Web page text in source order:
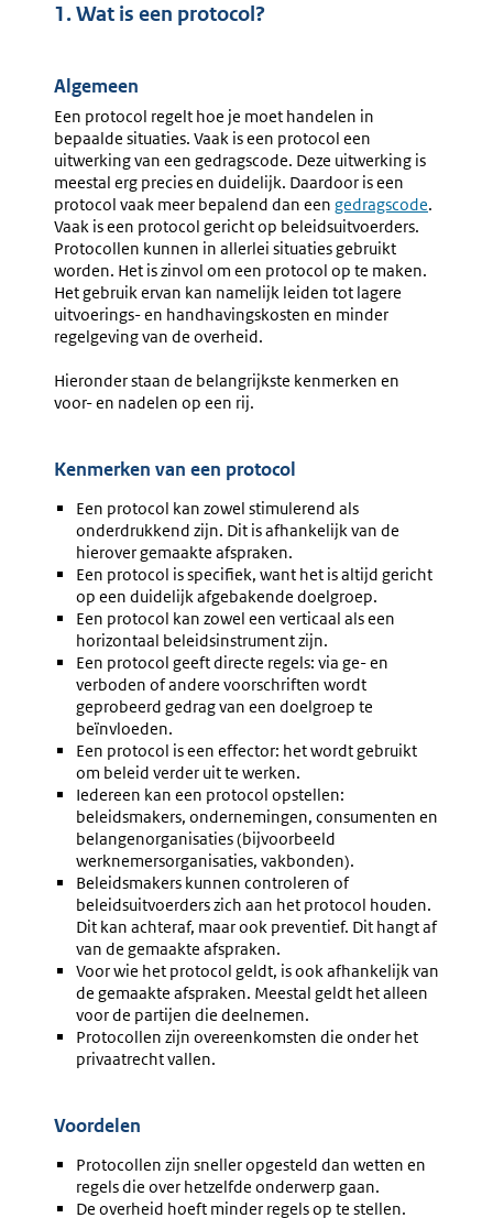
1. Wat is een protocol?
Algemeen
Een protocol regelt hoe je moet handelen in
bepaalde situaties. Vaak is een protocol een
uitwerking van een gedragscode. Deze uitwerking is
meestal erg precies en duidelijk. Daardoor is een
protocol vaak meer bepalend dan een gedragscode.
Vaak is een protocol gericht op beleidsuitvoerders.
Protocollen kunnen in allerlei situaties gebruikt
worden. Het is zinvol om een protocol op te maken.
Het gebruik ervan kan namelijk leiden tot lagere
uitvoerings- en handhavingskosten en minder
regelgeving van de overheid.
Hieronder staan de belangrijkste kenmerken en
voor- en nadelen op een rij.
Kenmerken van een protocol
Een protocol kan zowel stimulerend als
onderdrukkend zijn. Dit is afhankelijk van de
hierover gemaakte afspraken.
Een protocol is specifiek, want het is altijd gericht
op een duidelijk afgebakende doelgroep.
Een protocol kan zowel een verticaal als een
horizontaal beleidsinstrument zijn.
Een protocol geeft directe regels: via ge- en
verboden of andere voorschriften wordt
geprobeerd gedrag van een doelgroep te
beïnvloeden.
Een protocol is een effector: het wordt gebruikt
om beleid verder uit te werken.
Iedereen kan een protocol opstellen:
beleidsmakers, ondernemingen, consumenten en
belangenorganisaties (bijvoorbeeld
werknemersorganisaties, vakbonden).
Beleidsmakers kunnen controleren of
beleidsuitvoerders zich aan het protocol houden.
Dit kan achteraf, maar ook preventief. Dit hangt af
van de gemaakte afspraken.
Voor wie het protocol geldt, is ook afhankelijk van
de gemaakte afspraken. Meestal geldt het alleen
voor de partijen die deelnemen.
Protocollen zijn overeenkomsten die onder het
privaatrecht vallen.
Voordelen
Protocollen zijn sneller opgesteld dan wetten en
regels die over hetzelfde onderwerp gaan.
De overheid hoeft minder regels op te stellen.